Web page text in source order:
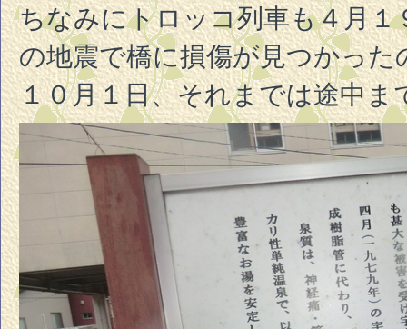
ちなみにトロッコ列車も４月
の地震で橋に損傷が見つかっ
１０月１日、それまでは途中